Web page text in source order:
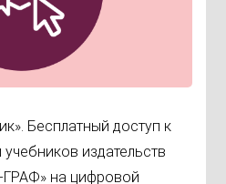
Бесплатный доступ к
издательств
на цифровой